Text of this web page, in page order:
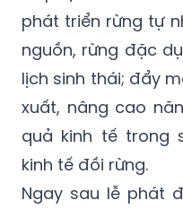
phát triển rừng tự
nguồn, rừng đặc
lịch sinh thái; đẩy
xuất, nâng cao
quả kinh tế trong
kinh tế đồi rừng.
Ngay sau lễ phát